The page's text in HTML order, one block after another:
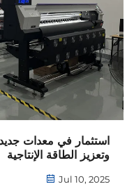
استثمار في معدات جديدة
وتعزيز الطاقة الإنتاجية
Jul 10, 2025